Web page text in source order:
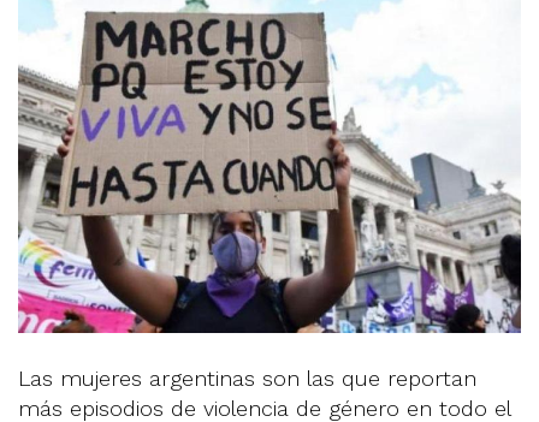
Las mujeres argentinas son las que reportan
más episodios de violencia de género en todo el